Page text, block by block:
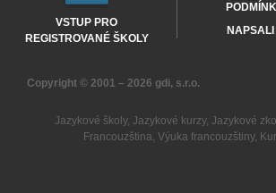
VSTUP PRO
REGISTROVANÉ ŠKOLY
Copyright © 2001 – 2026 gdi, s.r.o.
Jazykové školy, Jazykové kurzy, Jazykové
Francouzština,Výuka francouzštiny,